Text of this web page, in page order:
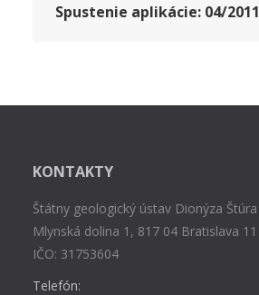
Spustenie aplikácie:04/2011
KONTAKTY
Štátny geologický ústav Dionýza Štúra
Mlynská dolina 1, 817 04 Bratislava 11
IČO: 31753604
Telefón: